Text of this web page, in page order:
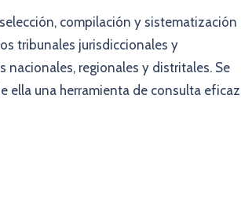
compilación y sistematización
tribunales jurisdiccionales y
regionales y distritales. Se
ella una herramienta de consulta eficaz